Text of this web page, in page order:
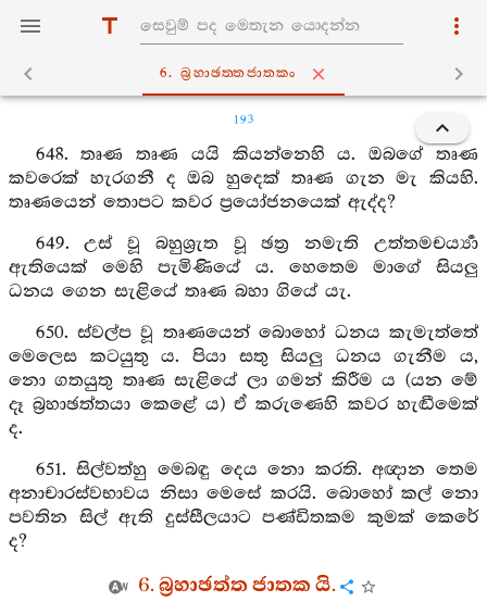
6. බ්‍රහාඡත‍්තජාතකං
193
648. තෘණ තෘණ යයි කියන්නෙහි ය. ඔබගේ තෘණ
කවරෙක් හැරගනී ද ඔබ හුදෙක් තෘණ ගැන මැ කියහි.
තෘණයෙන් තොපට කවර ප්‍රයෝජනයෙක් ඇද්ද?
649. උස් වූ බහුශ්‍රුත වූ ඡත්‍ර නමැති උත්තමචර්‍ය්‍යා
ඇතියෙක් මෙහි පැමිණියේ ය. හෙතෙම මාගේ සියලු
ධනය ගෙන සැළියේ තෘණ බහා ගියේ යැ.
650. ස්වල්ප වූ තෘණයෙන් බොහෝ ධනය කැමැත්තේ
මෙලෙස කටයුතු ය. පියා සතු සියලු ධනය ගැනීම ය,
නො ගතයුතු තෘණ සැළියේ ලා ගමන් කිරීම ය (යන මේ
දෑ බ්‍රහාඡත්තයා කෙළේ ය) ඒ කරුණෙහි කවර හැඬීමෙක්
ද.
651. සිල්වත්හු මෙබඳු දෙය නො කරති. අඥාන තෙම
අනාචාරස්වභාවය නිසා මෙසේ කරයි. බොහෝ කල් නො
පවතින සිල් ඇති දුස්සීලයාට පණ්ඩිතකම කුමක් කෙරේ
ද?
6. බ්‍රහාඡත්ත ජාතක යි.